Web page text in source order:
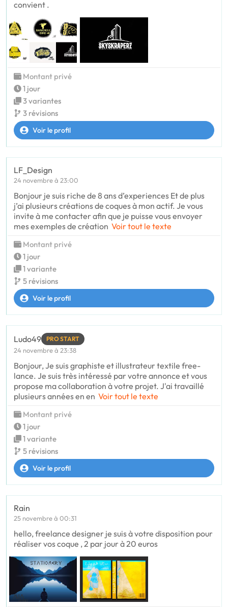
convient .
Montant privé
1 jour
3 variantes
3 révisions
Voir le profil
LF_Design
24 novembre à 23:00
Bonjour je suis riche de 8 ans d’experiences Et de plus
j’ai plusieurs créations de coques à mon actif. Je vous
invite à me contacter afin que je puisse vous envoyer
mes exemples de création Voir tout le texte
Montant privé
1 jour
1 variante
5 révisions
Voir le profil
Ludo49 PRO START
24 novembre à 23:38
Bonjour, Je suis graphiste et illustrateur textile free-
lance. Je suis très intéressé par votre annonce et vous
propose ma collaboration à votre projet. J'ai travaillé
plusieurs années en en Voir tout le texte
Montant privé
1 jour
1 variante
5 révisions
Voir le profil
Rain
25 novembre à 00:31
hello, freelance designer je suis à votre disposition pour
réaliser vos coque , 2 par jour à 20 euros